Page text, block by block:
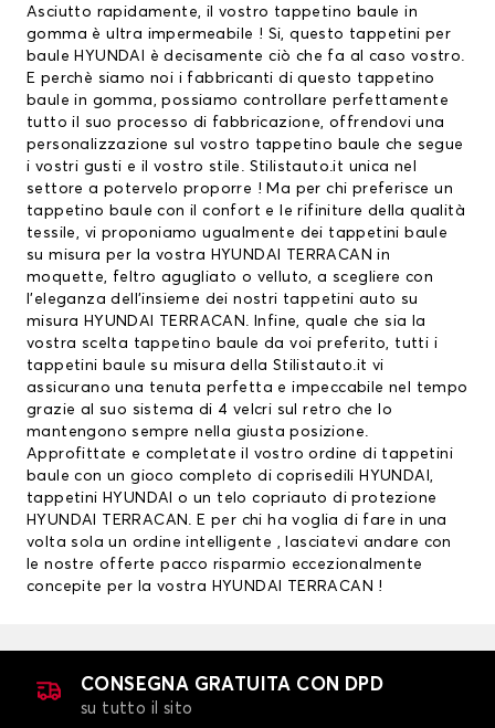
Asciutto rapidamente, il vostro tappetino baule in
gomma è ultra impermeabile ! Si, questo tappetini per
baule HYUNDAI
è decisamente ciò che fa al caso vostro.
E perchè siamo noi i fabbricanti di questo tappetino
baule in gomma, possiamo controllare perfettamente
tutto il suo processo di fabbricazione, offrendovi una
personalizzazione sul vostro tappetino baule che segue
i vostri gusti e il vostro stile. Stilistauto.it unica nel
settore a potervelo proporre ! Ma per chi preferisce un
tappetino baule con il confort e le rifiniture della qualità
tessile, vi proponiamo ugualmente dei tappetini baule
su misura per la vostra HYUNDAI TERRACAN in
moquette, feltro agugliato o velluto, a scegliere con
l’eleganza dell’insieme dei nostri tappetini auto su
misura HYUNDAI TERRACAN. Infine, quale che sia la
vostra scelta tappetino baule da voi preferito, tutti i
tappetini baule su misura della Stilistauto.it vi
assicurano una tenuta perfetta e impeccabile nel tempo
grazie al suo sistema di 4 velcri sul retro che lo
mantengono sempre nella giusta posizione.
Approfittate e completate il vostro ordine di tappetini
baule con un gioco completo dicoprisedili HYUNDAI,
tappetini HYUNDAIo un telo copriauto di protezione
HYUNDAI TERRACAN. E per chi ha voglia di fare in una
volta sola un ordine intelligente , lasciatevi andare con
le nostre offerte pacco risparmio eccezionalmente
concepite per la vostra HYUNDAI TERRACAN !
CONSEGNA GRATUITA CON DPD
su tutto il sito